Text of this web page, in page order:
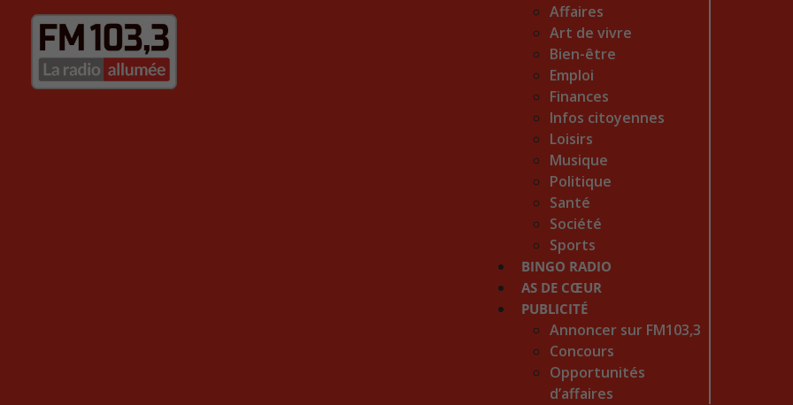
Affaires
Art de vivre
Bien-être
Emploi
Finances
Infos citoyennes
Loisirs
Musique
Politique
Santé
Société
Sports
BINGO RADIO
AS DE CŒUR
PUBLICITÉ
Annoncer sur FM103,3
Concours
Opportunités
d’affaires